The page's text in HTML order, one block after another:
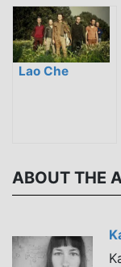
Lao Che
ABOUT THE